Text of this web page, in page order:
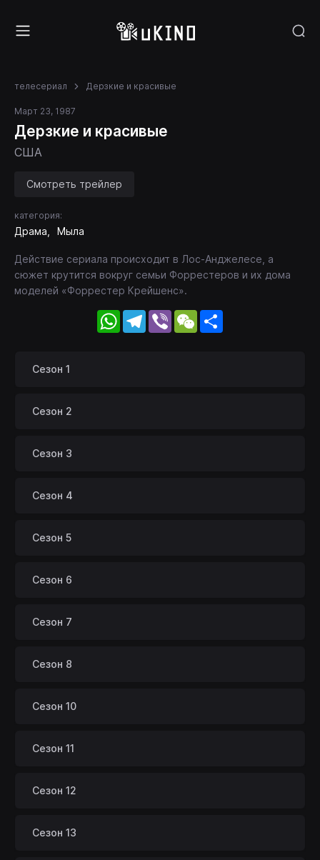
телесериал Дерзкие и красивые
Март 23, 1987
Дерзкие и красивые
США
Смотреть трейлер
категория:
Драма Мыла
Действие сериала происходит в Лос-Анджелесе, а
сюжет крутится вокруг семьи Форрестеров и их дома
моделей «Форрестер Крейшенс».
WhatsApp
Telegram
Viber WeChat
Сезон 1
Сезон 2
Сезон 3
Сезон 4
Сезон 5
Сезон 6
Сезон 7
Сезон 8
Сезон 10
Сезон 11
Сезон 12
Сезон 13